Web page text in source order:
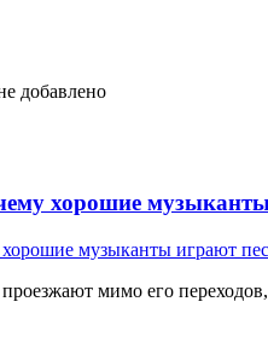
добавлено
хорошие
мимо его